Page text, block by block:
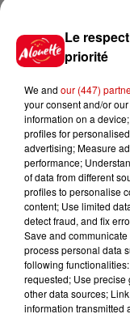
Podcasts
Le
priorité
We and our (447)
your consent and/or
information on a
profiles for
advertising; Measure
performance;
of data from different
profiles to personalise
content; Use limited
detect fraud, and fix
Save and
process personal data
following
requested; Use
other data sources;
information transmitted